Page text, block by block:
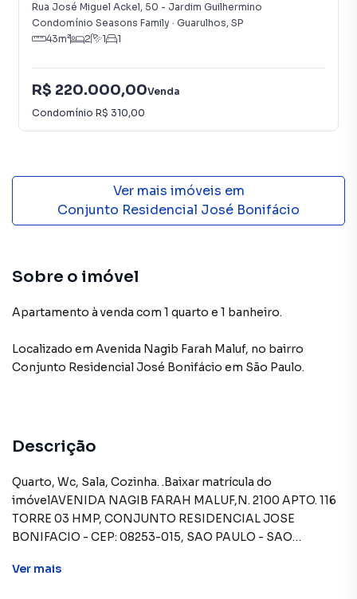
Rua José Miguel Ackel, 50 - Jardim Guilhermino
Condomínio Seasons Family · Guarulhos, SP
43m² 2 1 1
R$ 220.000,00Venda
Condomínio R$ 310,00
Ver mais imóveis em
Conjunto Residencial José Bonifácio
Sobre o imóvel
Apartamento à venda com 1 quarto e 1 banheiro.
Localizado em Avenida Nagib Farah Maluf, no bairro
Conjunto Residencial José Bonifácio em São Paulo.
Descrição
Quarto, Wc, Sala, Cozinha. .Baixar matrícula do
imóvelAVENIDA NAGIB FARAH MALUF,N. 2100 APTO. 116
TORRE 03 HMP, CONJUNTO RESIDENCIAL JOSE
BONIFACIO - CEP: 08253-015, SAO PAULO - SAO
próprios. Permite utilização de FGTS. Consulte condições
Ver mais